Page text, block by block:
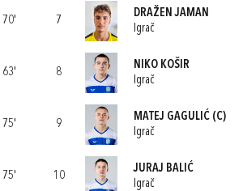
70'
63'
75'
75'
7
DRAŽEN JAMAN
Igrač
8
NIKO KOŠIR
Igrač
9
MATEJ GAGULIĆ(C)
Igrač
10
JURAJ BALIĆ
Igrač